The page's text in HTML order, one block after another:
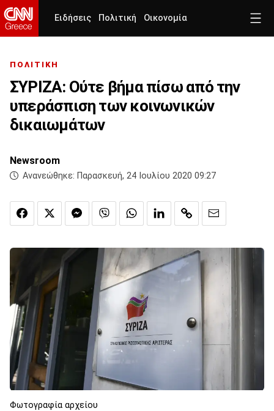
Ειδήσεις Πολιτική Οικονομία
ΠΟΛΙΤΙΚΗ
ΣΥΡΙΖΑ: Ούτε βήμα πίσω από την
υπεράσπιση των κοινωνικών
δικαιωμάτων
Newsroom
Ανανεώθηκε: Παρασκευή, 24 Ιουλίου 2020 09:27
Φωτογραφία αρχείου